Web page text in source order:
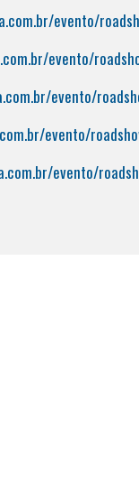
evento/
evento/
evento/
evento/
evento/